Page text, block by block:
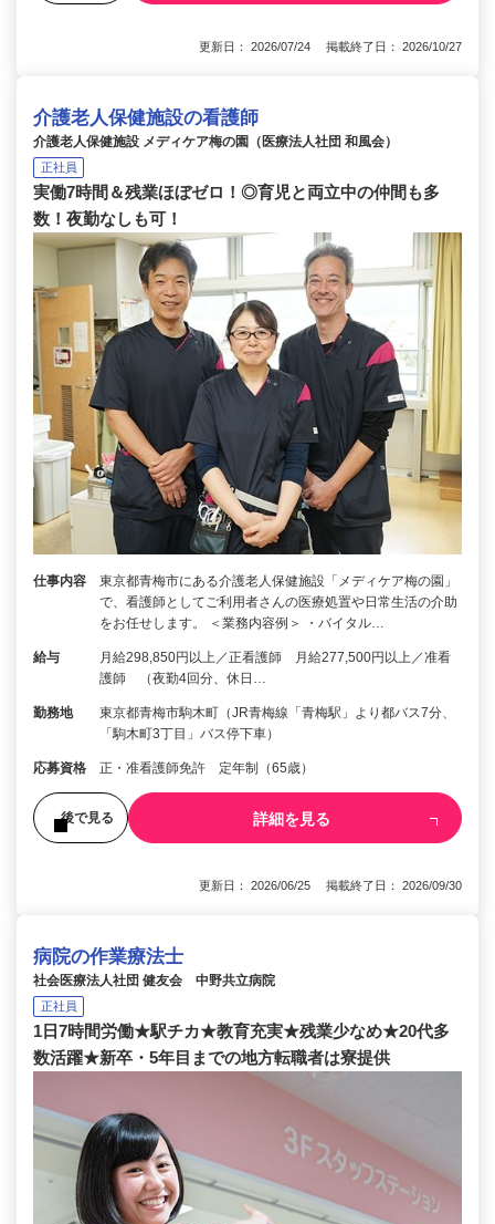
更新日： 2026/07/24 掲載終了日： 2026/10/27
介護老人保健施設の看護師
介護老人保健施設 メディケア梅の園（医療法人社団 和風会）
正社員
実働7時間＆残業ほぼゼロ！◎育児と両立中の仲間も多
数！夜勤なしも可！
仕事内容
東京都青梅市にある介護老人保健施設「メディケア梅の園」
で、看護師としてご利用者さんの医療処置や日常生活の介助
をお任せします。 ＜業務内容例＞ ・バイタル…
給与
月給298,850円以上／正看護師 月給277,500円以上／准看
護師 （夜勤4回分、休日…
勤務地
東京都青梅市駒木町（JR青梅線「青梅駅」より都バス7分、
「駒木町3丁目」バス停下車）
応募資格 正・准看護師免許 定年制（65歳）
後で見る 詳細を見る
更新日： 2026/06/25 掲載終了日： 2026/09/30
病院の作業療法士
社会医療法人社団 健友会 中野共立病院
正社員
1日7時間労働★駅チカ★教育充実★残業少なめ★20代多
数活躍★新卒・5年目までの地方転職者は寮提供